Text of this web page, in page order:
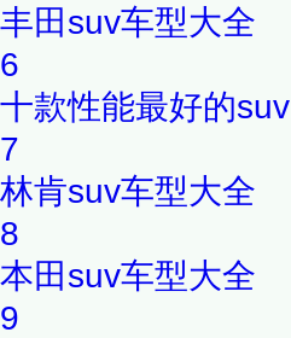
丰田suv车型大全
6
十款性能最好的suv
7
林肯suv车型大全
8
本田suv车型大全
9